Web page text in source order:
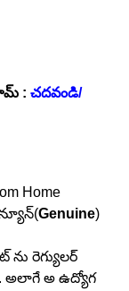
: చదవండి/
Home
Genuine)
ను రెగ్యులర్
అలాగే అ ఉద్యోగ